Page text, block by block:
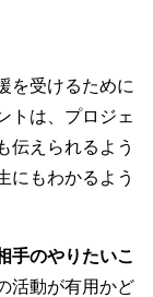
を受けるために
トは、プロジェ
伝えられるよう
にもわかるよう
手のやりたいこ
活動が有用かど